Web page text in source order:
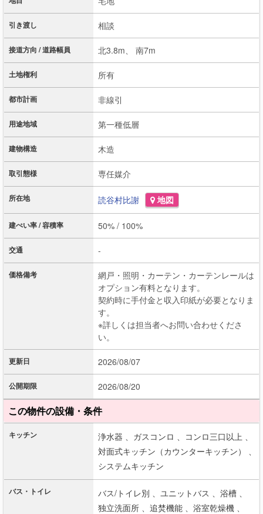
引き渡し 相談
接道方向 / 道路幅員 北3.8m、 南7m
土地権利 所有
都市計画 非線引
用途地域 第一種低層
建物構造 木造
取引態様 専任媒介
所在地 読谷村比謝 地図
建ぺい率 / 容積率 50% / 100%
交通 -
価格備考
網戸・照明・カーテン・カーテンレールは
オプション有料となります。
契約時に手付金と収入印紙が必要となりま
す。
※詳しくは担当者へお問い合わせくださ
い。
更新日 2026/08/07
公開期限 2026/08/20
この物件の設備・条件
キッチン 浄水器 、 ガスコンロ 、
コンロ三口以上 、
対面式キッチン（カウンターキッチン） 、
システムキッチン
バス・トイレ バス/トイレ別 、 ユニットバス 、 浴槽 、
独立洗面所 、 追焚機能 、 浴室乾燥機 、